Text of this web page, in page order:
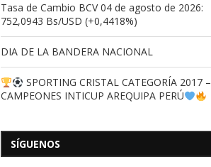
Tasa de Cambio BCV 04 de agosto de 2026:
752,0943 Bs/USD (+0,4418%)
DIA DE LA BANDERA NACIONAL
SPORTING CRISTAL CATEGORÍA 2017 –
CAMPEONES INTICUP AREQUIPA PERÚ
SÍGUENOS